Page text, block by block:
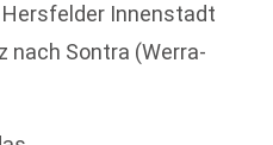
Innenstadt
nach Sontra (Werra-